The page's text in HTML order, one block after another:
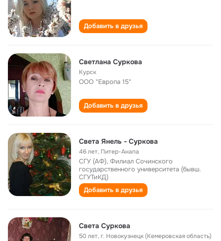
Добавить в друзья
Светлана Суркова
Курск
ООО "Европа 15"
Добавить в друзья
Света Янель - Суркова
46 лет, Питер-Анапа
СГУ (АФ), Филиал Сочинского
государственного университета (бывш.
СГУТиКД)
Добавить в друзья
Света Суркова
50 лет,г. Новокузнецк (Кемеровская область)